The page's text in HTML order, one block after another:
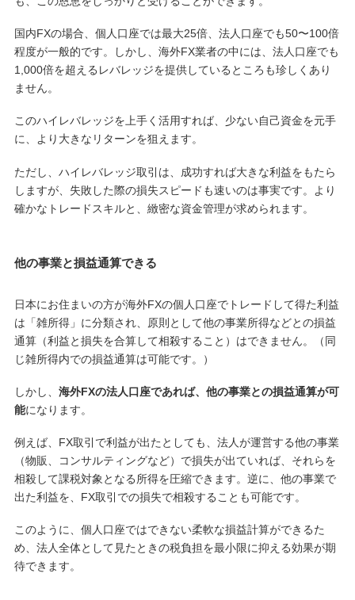
国内FXの場合、個人口座では最大25倍、法人口座でも50〜100倍
程度が一般的です。しかし、海外FX業者の中には、法人口座でも
1,000倍を超えるレバレッジを提供しているところも珍しくあり
ません。
このハイレバレッジを上手く活用すれば、少ない自己資金を元手
に、より大きなリターンを狙えます。
ただし、ハイレバレッジ取引は、成功すれば大きな利益をもたら
しますが、失敗した際の損失スピードも速いのは事実です。より
確かなトレードスキルと、緻密な資金管理が求められます。
他の事業と損益通算できる
日本にお住まいの方が海外FXの個人口座でトレードして得た利益
は「雑所得」に分類され、原則として他の事業所得などとの損益
通算（利益と損失を合算して相殺すること）はできません。（同
じ雑所得内での損益通算は可能です。）
しかし、 海外FXの法人口座であれば、他の事業との損益通算が可
能になります。
例えば、FX取引で利益が出たとしても、法人が運営する他の事業
（物販、コンサルティングなど）で損失が出ていれば、それらを
相殺して課税対象となる所得を圧縮できます。逆に、他の事業で
出た利益を、FX取引での損失で相殺することも可能です。
このように、個人口座ではできない柔軟な損益計算ができるた
め、法人全体として見たときの税負担を最小限に抑える効果が期
待できます。